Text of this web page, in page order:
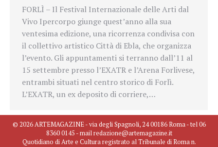
FORLÌ – Il Festival Internazionale delle Arti dal
Vivo Ipercorpo giunge quest’anno alla sua
ventesima edizione, una ricorrenza condivisa con
il collettivo artistico Città di Ebla, che organizza
l’evento. Gli appuntamenti si terranno dall’11 al
15 settembre presso l’EXATR e l’Arena Forlivese,
entrambi situati nel centro storico di Forlì.
L’EXATR, un ex deposito di corriere,…
© 2026 ARTEMAGAZINE - via degli Spagnoli, 24 00186 Roma - tel 06
8360 0145 - mail redazione@artemagazine.it
Quotidiano di Arte e Cultura registrato al Tribunale di Roma n.